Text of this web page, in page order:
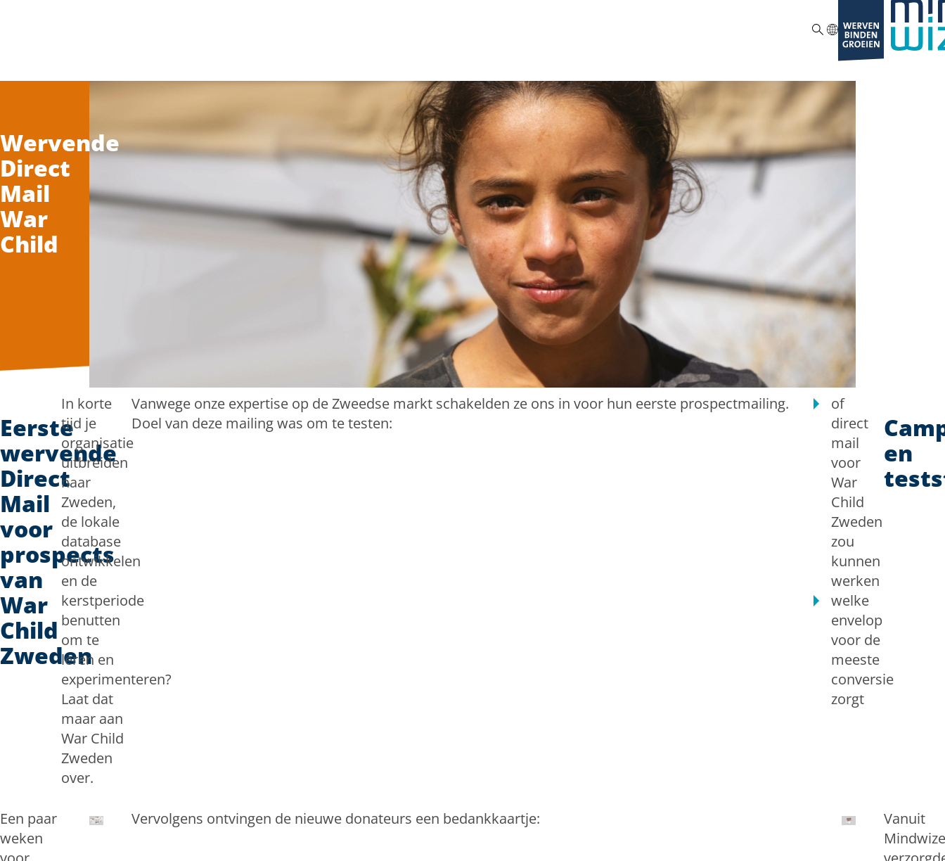
Wervende
Direct
Mail
War
Child
Eerste
wervende
Direct
Mail
voor
prospects
van
War
Child
Zweden
In korte
tijd je
organisatie
uitbreiden
naar
Zweden,
de lokale
database
ontwikkelen
en de
kerstperiode
benutten
om te
leren en
experimenteren?
Laat dat
maar aan
War Child
Zweden
over.
Vanwege onze expertise op de Zweedse markt schakelden ze ons in voor hun eerste prospectmailing.
Doel van deze mailing was om te testen:
of
direct
mail
voor
War
Child
Zweden
zou
kunnen
werken
welke
envelop
voor de
meeste
conversie
zorgt
en
Een paar
weken
Vervolgens ontvingen de nieuwe donateurs een bedankkaartje:
Vanuit
Mindwize